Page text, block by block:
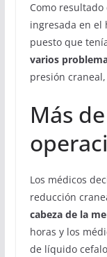
Como
ingresada en el
puesto que
varios
presión
Más
Los médicos
reducción
cabeza de la
horas y los
de líquido